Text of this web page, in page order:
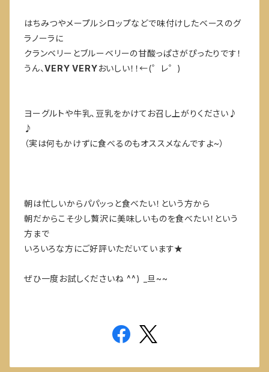
はちみつやメープルシロップなどで味付けしたベースのグ
ラノーラに
クランベリーとブルーベリーの甘酸っぱさがぴったりです！
うん、VERY VERYおいしい！！←(゜レ゜)
ヨーグルトや牛乳、豆乳をかけてお召し上がりください♪
♪
（実は何もかけずに食べるのもオススメなんですよ~）
朝は忙しいからパパッっと食べたい！という方から
朝だからこそ少し贅沢に美味しいものを食べたい！という
方まで
いろいろな方にご好評いただいています★
ぜひ一度お試しくださいね ^^) _旦~~